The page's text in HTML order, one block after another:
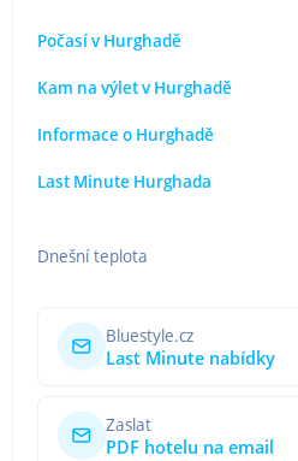
Počasí v Hurghadě
Kam na výlet v Hurghadě
Informace o Hurghadě
Last Minute Hurghada
Dnešní teplota
Bluestyle.cz
Last Minute nabídky
Zaslat
PDF hotelu na email